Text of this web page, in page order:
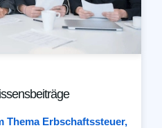
Thema Erbschaftssteuer,